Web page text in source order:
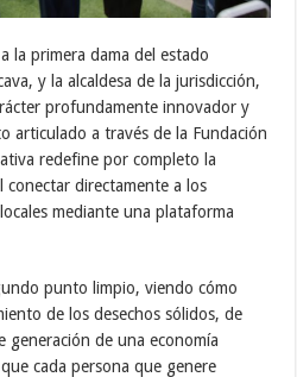
la primera dama del estado
y la alcaldesa de la jurisdicción,
profundamente innovador y
articulado a través de la Fundación
redefine por completo la
conectar directamente a los
mediante una plataforma
punto limpio, viendo cómo
de los desechos sólidos, de
generación de una economía
cada persona que genere